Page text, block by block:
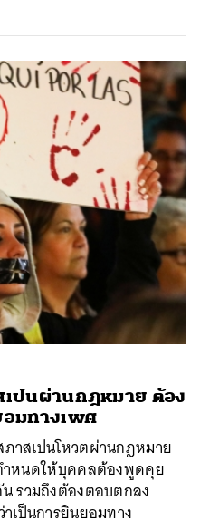
เปนผ่านกฎหมาย ต้อง
อมทางเพศ
าสเปนโหวตผ่านกฎหมาย
ำหนดให้บุคคลต้องพูดคุย
รวมถึงต้องตอบตกลง
เป็นการยินยอมทาง
LINE EMAIL